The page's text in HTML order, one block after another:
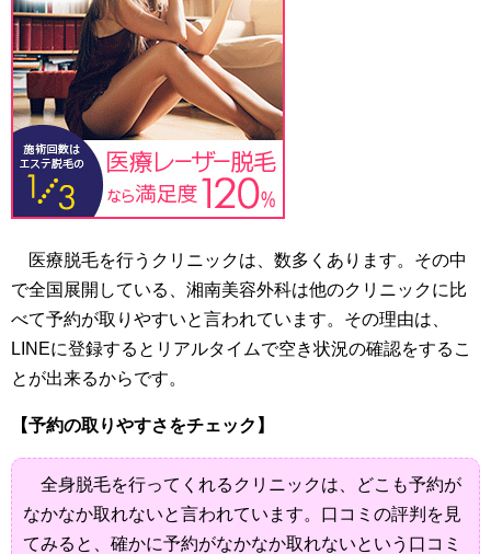
医療脱毛を行うクリニックは、数多くあります。その中
で全国展開している、湘南美容外科は他のクリニックに比
べて予約が取りやすいと言われています。その理由は、
LINEに登録するとリアルタイムで空き状況の確認をするこ
とが出来るからです。
【予約の取りやすさをチェック】
全身脱毛を行ってくれるクリニックは、どこも予約が
なかなか取れないと言われています。口コミの評判を見
てみると、確かに予約がなかなか取れないという口コミ